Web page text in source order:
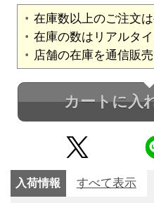
在庫数以上のご注文
在庫の数はリアルタ
店舗の在庫を通信販
カートに入
入荷情報 すべて表示